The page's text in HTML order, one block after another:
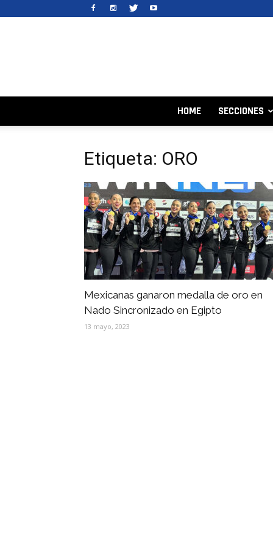
HOME SECCIONES
Etiqueta: ORO
Mexicanas ganaron medalla de oro en
Nado Sincronizado en Egipto
13 mayo, 2023